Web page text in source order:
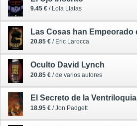
9.45 € / Lola Llatas
20.85 € / Eric Larocca
Oculto David Lynch
20.85 € / de varios autores
El Secreto de la Ventriloquia
18.95 € / Jon Padgett